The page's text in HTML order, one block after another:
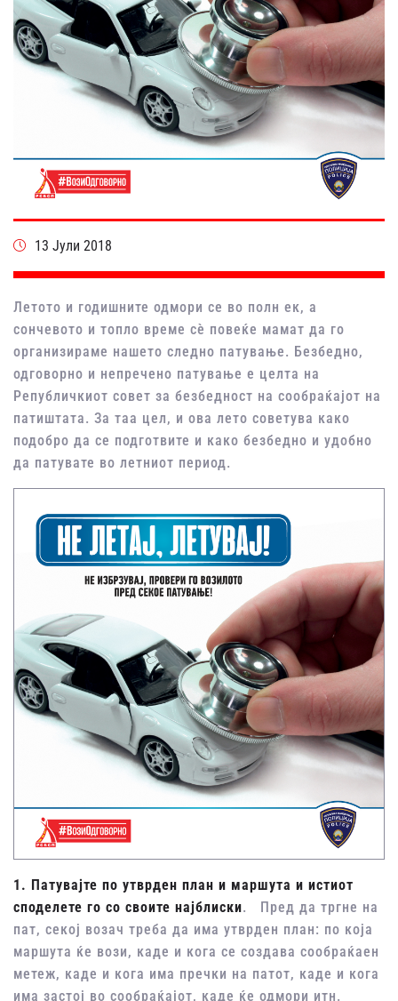
13 Јули 2018
Летото и годишните одмори се во полн ек, а
сончевото и топло време сѐ повеќе мамат да го
организираме нашето следно патување. Безбедно,
одговорно и непречено патување е целта на
Републичкиот совет за безбедност на сообраќајот на
патиштата. За таа цел, и ова лето советува како
подобро да се подготвите и како безбедно и удобно
да патувате во летниот период.
1. Патувајте по утврден план и маршута и истиот
споделете го со своите најблиски. Пред да тргне на
пат, секој возач треба да има утврден план: по која
маршута ќе вози, каде и кога се создава сообраќаен
метеж, каде и кога има пречки на патот, каде и кога
има застоj во сообраќајот, каде ќе одмори итн.